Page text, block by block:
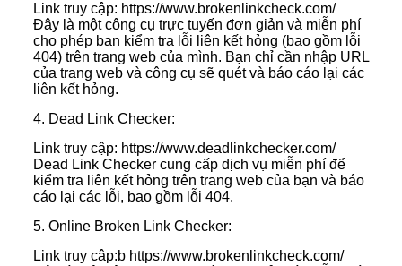
Link truy cập: https://www.brokenlinkcheck.com/
Đây là một công cụ trực tuyến đơn giản và miễn phí
cho phép bạn kiểm tra lỗi liên kết hỏng (bao gồm lỗi
404) trên trang web của mình. Bạn chỉ cần nhập URL
của trang web và công cụ sẽ quét và báo cáo lại các
liên kết hỏng.
4. Dead Link Checker:
Link truy cập: https://www.deadlinkchecker.com/
Dead Link Checker cung cấp dịch vụ miễn phí để
kiểm tra liên kết hỏng trên trang web của bạn và báo
cáo lại các lỗi, bao gồm lỗi 404.
5. Online Broken Link Checker:
Link truy cập:b https://www.brokenlinkcheck.com/